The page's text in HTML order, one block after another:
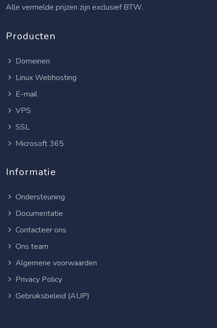
Alle vermelde prijzen zijn exclusief BTW.
Producten
Domeinen
Linux Webhosting
E-mail
VPS
SSL
Microsoft 365
Informatie
Ondersteuning
Documentatie
Contacteer ons
Ons team
Algemene voorwaarden
Privacy Policy
Gebruiksbeleid (AUP)